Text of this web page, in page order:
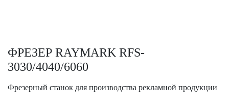
ФРЕЗЕР RAYMARK RFS-
3030/4040/6060
Фрезерный станок для производства рекламной продукции